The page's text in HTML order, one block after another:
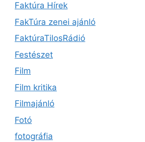
Faktúra Hírek
FakTúra zenei ajánló
FaktúraTilosRádió
Festészet
Film
Film kritika
Filmajánló
Fotó
fotográfia